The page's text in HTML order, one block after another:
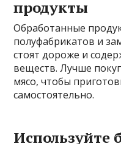
продукты
Обработанные
полуфабрикатов и
стоят дороже и
веществ. Лучше
мясо, чтобы
самостоятельно.
Используйте